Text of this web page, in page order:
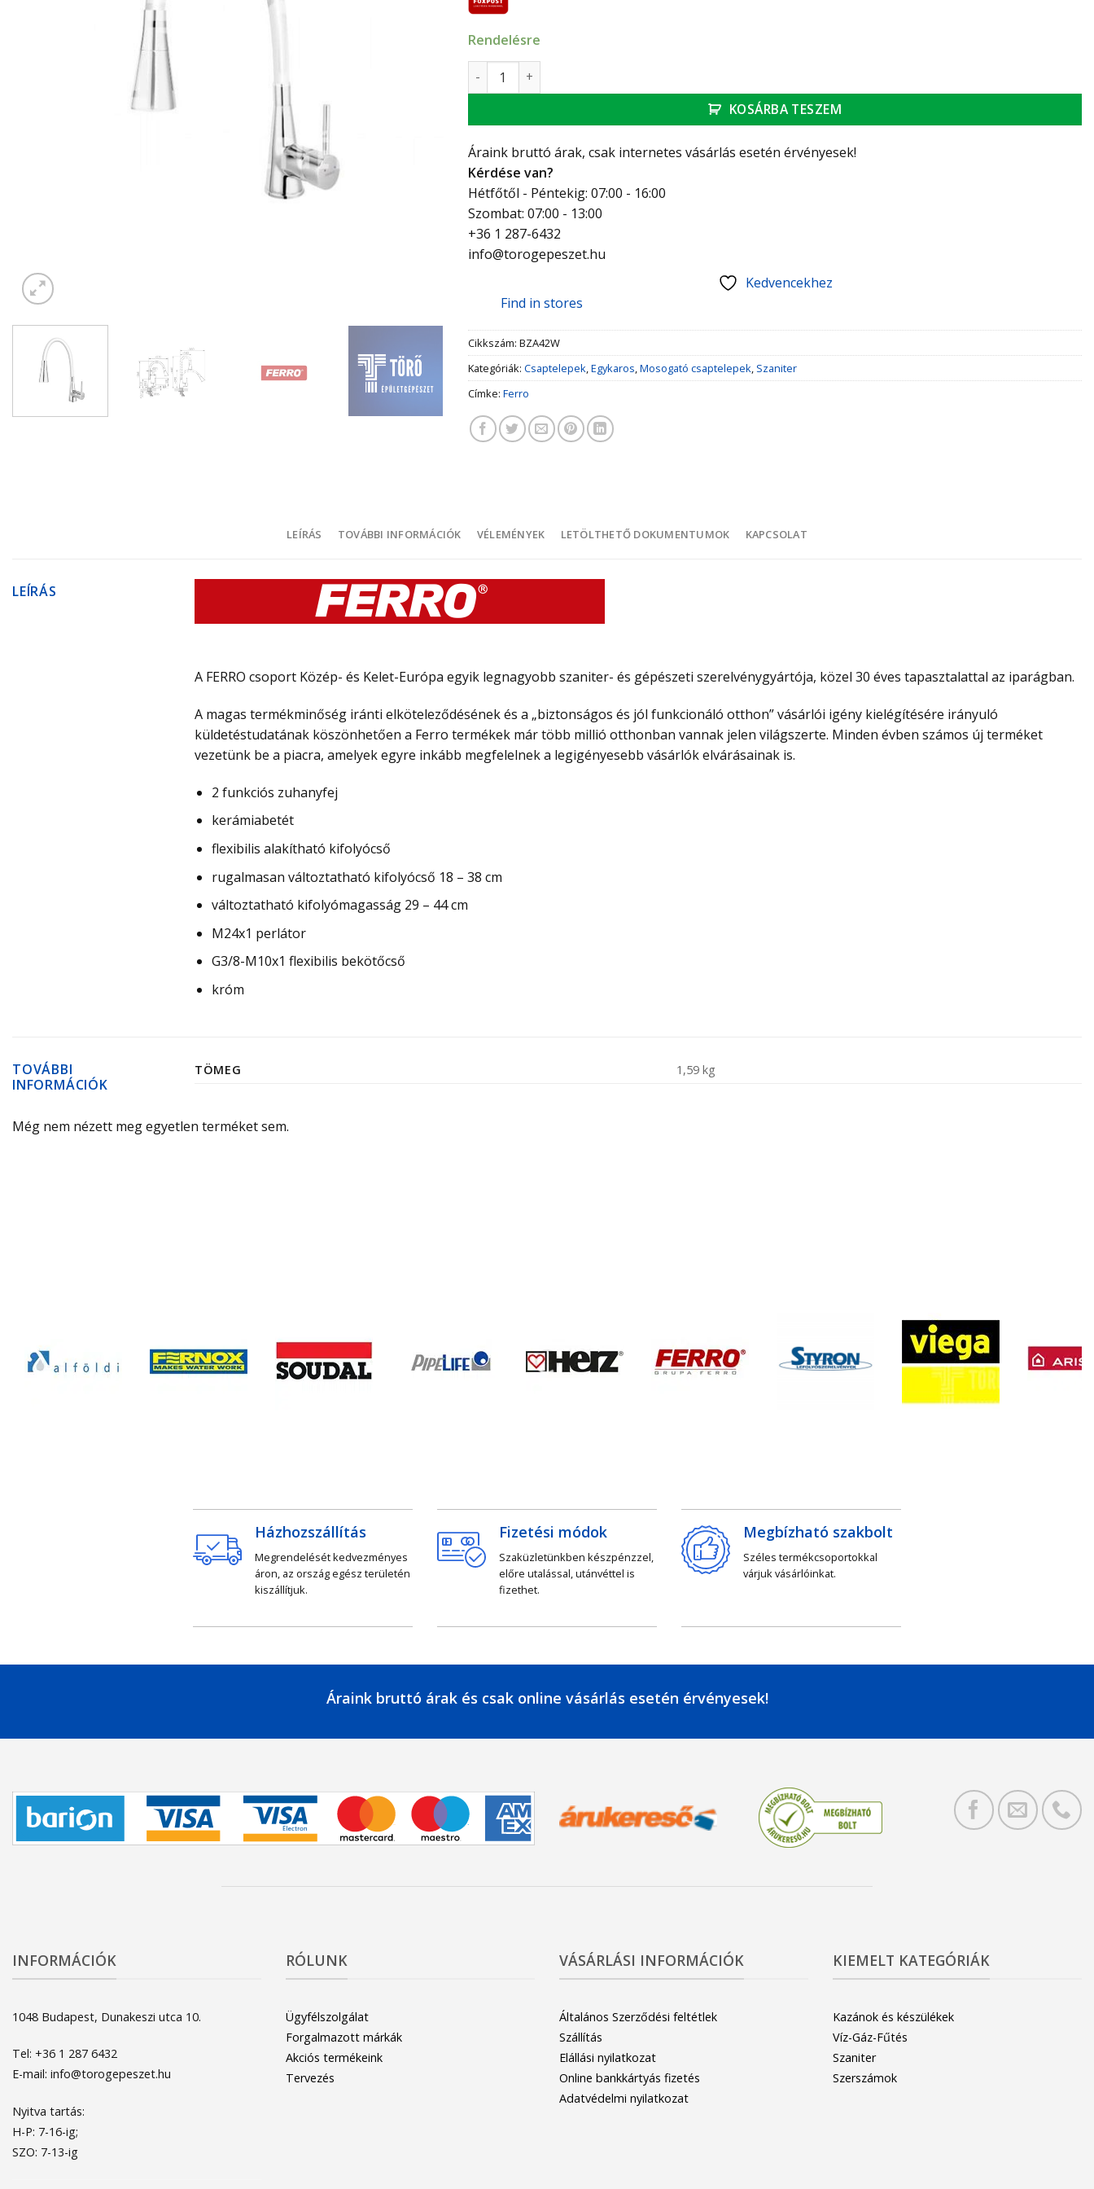
Rendelésre
FERRO Zumba II konyhai csaptelep flexibilis kifolyócsővel, fehér mennyiség
KOSÁRBA TESZEM
Áraink bruttó árak, csak internetes vásárlás esetén érvényesek!
Kérdése van?
Hétfőtől - Péntekig: 07:00 - 16:00
Szombat: 07:00 - 13:00
+36 1 287-6432
info@torogepeszet.hu
Kedvencekhez
Find in stores
Cikkszám: BZA42W
Kategóriák: Csaptelepek Egykaros Mosogató csaptelepek Szaniter
Címke: Ferro
LEÍRÁS TOVÁBBI INFORMÁCIÓK VÉLEMÉNYEK LETÖLTHETŐ DOKUMENTUMOK KAPCSOLAT
LEÍRÁS
A FERRO csoport Közép- és Kelet-Európa egyik legnagyobb szaniter- és gépészeti szerelvénygyártója, közel 30 éves tapasztalattal az iparágban.
A magas termékminőség iránti elköteleződésének és a „biztonságos és jól funkcionáló otthon” vásárlói igény kielégítésére irányuló
küldetéstudatának köszönhetően a Ferro termékek már több millió otthonban vannak jelen világszerte. Minden évben számos új terméket
vezetünk be a piacra, amelyek egyre inkább megfelelnek a legigényesebb vásárlók elvárásainak is.
2 funkciós zuhanyfej
kerámiabetét
flexibilis alakítható kifolyócső
rugalmasan változtatható kifolyócső 18 – 38 cm
változtatható kifolyómagasság 29 – 44 cm
M24x1 perlátor
G3/8-M10x1 flexibilis bekötőcső
króm
TOVÁBBI
INFORMÁCIÓK
TÖMEG 1,59 kg
Még nem nézett meg egyetlen terméket sem.
Házhozszállítás
Megrendelését kedvezményes
áron, az ország egész területén
kiszállítjuk.
Fizetési módok
Szaküzletünkben készpénzzel,
előre utalással, utánvéttel is
fizethet.
Megbízható szakbolt
Széles termékcsoportokkal
várjuk vásárlóinkat.
Áraink bruttó árak és csak online vásárlás esetén érvényesek!
INFORMÁCIÓK
1048 Budapest, Dunakeszi utca 10.
Tel: +36 1 287 6432
E-mail: info@torogepeszet.hu
Nyitva tartás:
H-P: 7-16-ig;
SZO: 7-13-ig
RÓLUNK
Ügyfélszolgálat
Forgalmazott márkák
Akciós termékeink
Tervezés
VÁSÁRLÁSI INFORMÁCIÓK
Általános Szerződési feltétlek
Szállítás
Elállási nyilatkozat
Online bankkártyás fizetés
Adatvédelmi nyilatkozat
KIEMELT KATEGÓRIÁK
Kazánok és készülékek
Víz-Gáz-Fűtés
Szaniter
Szerszámok